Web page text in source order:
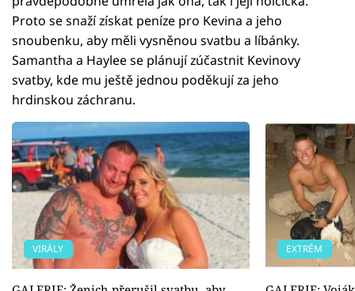
Proto se snaží získat peníze pro Kevina a jeho
snoubenku, aby měli vysněnou svatbu a líbánky.
Samantha a Haylee se plánují zúčastnit Kevinovy ​​
svatby, kde mu ještě jednou poděkují za jeho
hrdinskou záchranu.
VIRÁLY EXTRÉM